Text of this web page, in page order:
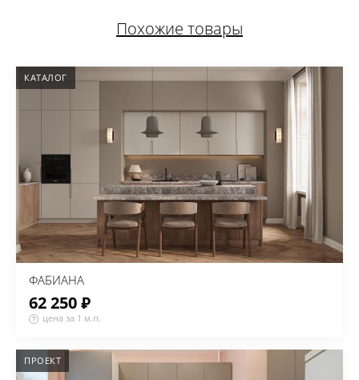
Похожие товары
КАТАЛОГ
ФАБИАНА
62 250 ₽
цена за 1 м.п.
ПРОЕКТ